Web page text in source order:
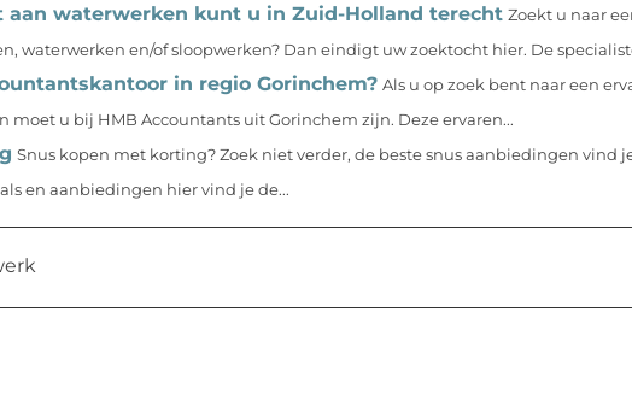
aan waterwerken kunt u in Zuid-Holland terecht Zoekt u naar
waterwerken en/of sloopwerken? Dan eindigt uw zoektocht hier. De
in regio Gorinchem? Als u op zoek bent naar een
moet u bij HMB Accountants uit Gorinchem zijn. Deze ervaren...
Snus kopen met korting? Zoek niet verder, de beste snus aanbiedingen vind
en aanbiedingen hier vind je de...